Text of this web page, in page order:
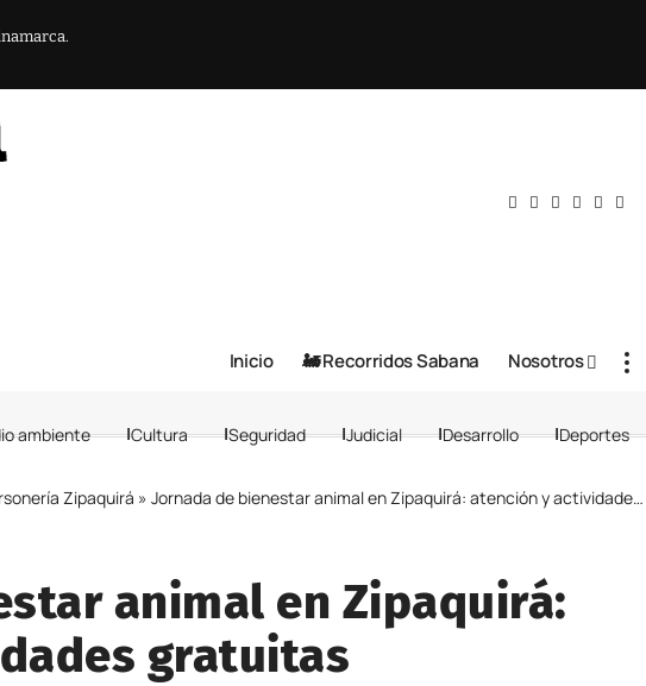
Inicio 🚂 Recorridos Sabana Nosotros
ambiente Cultura Seguridad Judicial Desarrollo Deportes
Zipaquirá » Jornada de bienestar animal en Zipaquirá: atención y actividades gratuitas
animal en Zipaquirá:
gratuitas